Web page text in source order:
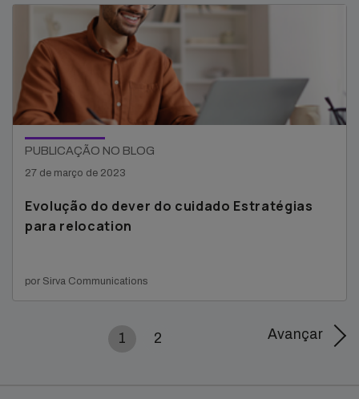
PUBLICAÇÃO NO BLOG
27 de março de 2023
Evolução do dever do cuidado Estratégias
para relocation
por Sirva Communications
1 2 Avançar